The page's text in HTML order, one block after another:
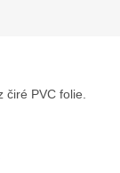
PVC folie.